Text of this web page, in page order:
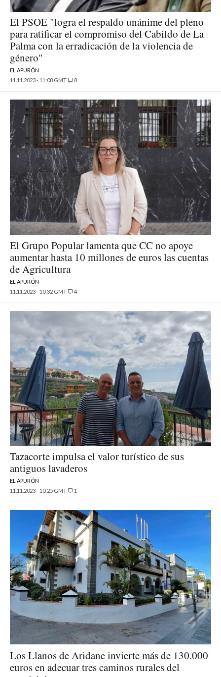
El PSOE "logra el respaldo unánime del pleno
para ratificar el compromiso del Cabildo de La
Palma con la erradicación de la violencia de
género"
EL APURÓN
11.11.2023 - 11:08 GMT
8
El Grupo Popular lamenta que CC no apoye
aumentar hasta 10 millones de euros las cuentas
de Agricultura
EL APURÓN
11.11.2023 - 10:32 GMT
4
Tazacorte impulsa el valor turístico de sus
antiguos lavaderos
EL APURÓN
11.11.2023 - 10:25 GMT
1
Los Llanos de Aridane invierte más de 130.000
euros en adecuar tres caminos rurales del